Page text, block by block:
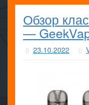
Обзор
—
23.10.2022